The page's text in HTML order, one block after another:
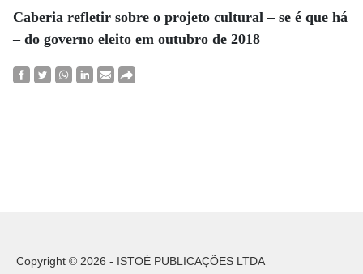
Caberia refletir sobre o projeto cultural – se é que há
– do governo eleito em outubro de 2018
Copyright © 2026 - ISTOÉ PUBLICAÇÕES LTDA